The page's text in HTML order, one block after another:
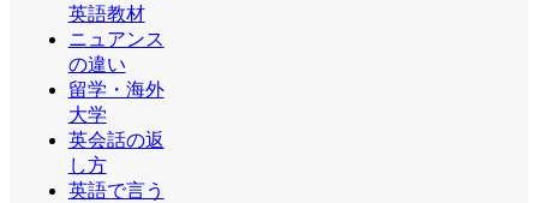
英語教材
ニュアンス
の違い
留学・海外
大学
英会話の返
し方
英語で言う